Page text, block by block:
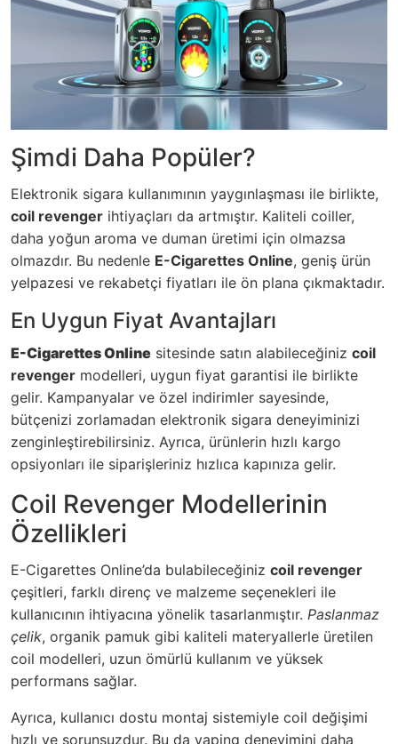
Şimdi Daha Popüler?
Elektronik sigara kullanımının yaygınlaşması ile birlikte,
coil revenger ihtiyaçları da artmıştır. Kaliteli coiller,
daha yoğun aroma ve duman üretimi için olmazsa
olmazdır. Bu nedenle E-Cigarettes Online, geniş ürün
yelpazesi ve rekabetçi fiyatları ile ön plana çıkmaktadır.
En Uygun Fiyat Avantajları
E-Cigarettes Online sitesinde satın alabileceğiniz coil
revenger modelleri, uygun fiyat garantisi ile birlikte
gelir. Kampanyalar ve özel indirimler sayesinde,
bütçenizi zorlamadan elektronik sigara deneyiminizi
zenginleştirebilirsiniz. Ayrıca, ürünlerin hızlı kargo
opsiyonları ile siparişleriniz hızlıca kapınıza gelir.
Coil Revenger Modellerinin
Özellikleri
E-Cigarettes Online’da bulabileceğiniz coil revenger
çeşitleri, farklı direnç ve malzeme seçenekleri ile
kullanıcının ihtiyacına yönelik tasarlanmıştır. Paslanmaz
çelik, organik pamuk gibi kaliteli materyallerle üretilen
coil modelleri, uzun ömürlü kullanım ve yüksek
performans sağlar.
Ayrıca, kullanıcı dostu montaj sistemiyle coil değişimi
hızlı ve sorunsuzdur. Bu da vaping deneyimini daha